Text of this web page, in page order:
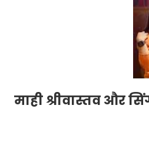
माही श्रीवास्तव और